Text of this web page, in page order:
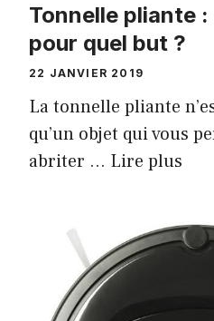
Tonnelle pliante :
pour quel but ?
22 JANVIER 2019
La tonnelle pliante
qu’un objet qui vous
abriter … Lire plus